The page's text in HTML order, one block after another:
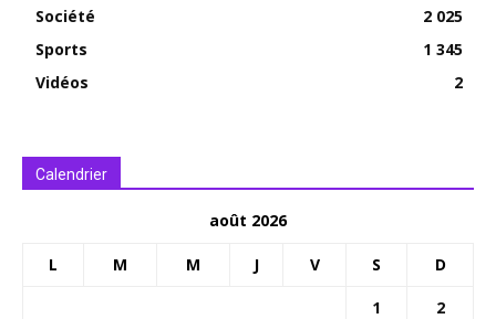
Société
2 025
Sports
1 345
Vidéos
2
Calendrier
août 2026
L M M J V S D
1
2